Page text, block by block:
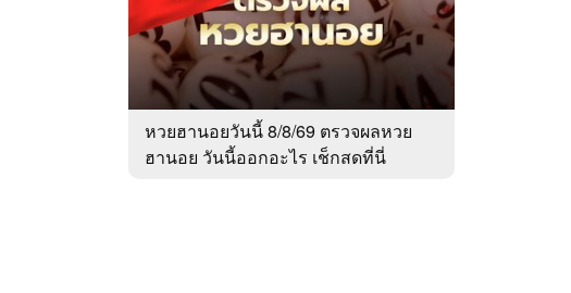
Sanook
ข่าว
หวยฮานอยวันนี้ 8/8/69 ตรวจผลหวย
ฮานอย วันนี้ออกอะไร เช็กสดที่นี่